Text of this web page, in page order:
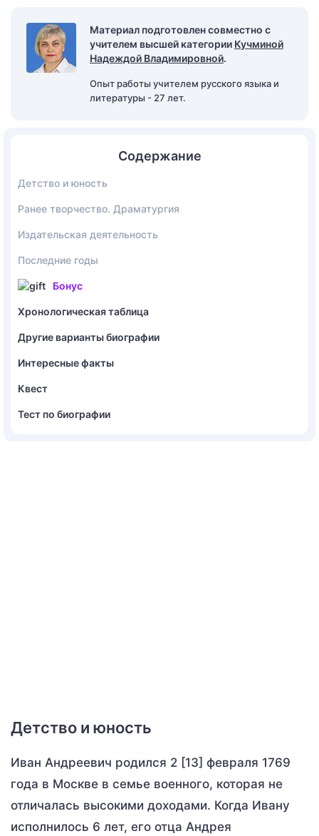
Материал подготовлен совместно с
учителем высшей категории Кучминой
Надеждой Владимировной.
Опыт работы учителем русского языка и
литературы - 27 лет.
Содержание
Детство и юность
Ранее творчество. Драматургия
Издательская деятельность
Последние годы
Бонус
Хронологическая таблица
Другие варианты биографии
Интересные факты
Квест
Тест по биографии
Детство и юность
Иван Андреевич родился 2 [13] февраля 1769
года в Москве в семье военного, которая не
отличалась высокими доходами. Когда Ивану
исполнилось 6 лет, его отца Андрея